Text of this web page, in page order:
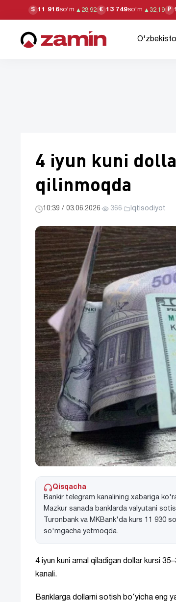
$ 11 916so'm ▲ 28,92 € 13 749so'm ▲ 32,19 ₽
4 iyun kuni
qilinmoqda
10:39 / 03.06.2026· 366· Iqtisodiyot
Qisqacha
Bankir telegram kanalining xabariga
Mazkur sanada banklarda valyutani
Turonbank va MKBank'da kurs 11 930
so'mgacha yetmoqda.
4 iyun kuni amal qiladigan dollar kursi
kanali.
Banklarga dollarni sotish bo‘yicha eng